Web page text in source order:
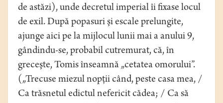
de astăzi), unde decretul imperial îi fixase locul
de exil. După popasuri şi escale prelungite,
ajunge aici pe la mijlocul lunii mai a anului 9,
gândindu-se, probabil cutremurat, că, în
greceşte, Tomis înseamnă „cetatea omorului”.
(„Trecuse miezul nopţii când, peste casa mea, /
Ca trăsnetul edictul nefericit cădea; / Ca să